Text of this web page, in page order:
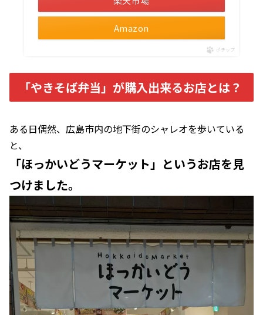
Amazon
ポチップ
「やきそば弁当」が購入出来るお店とは？
ある日偶然、広島市内の地下街のシャレオを歩いている
と、
「ほっかいどうマーケット」というお店を見
つけました。